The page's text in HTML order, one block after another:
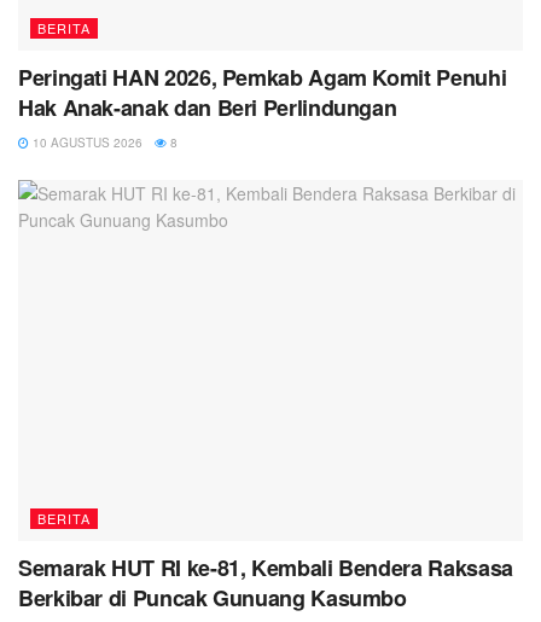
BERITA
Peringati HAN 2026, Pemkab Agam Komit Penuhi
Hak Anak-anak dan Beri Perlindungan
10 AGUSTUS 2026 8
BERITA
Semarak HUT RI ke-81, Kembali Bendera Raksasa
Berkibar di Puncak Gunuang Kasumbo